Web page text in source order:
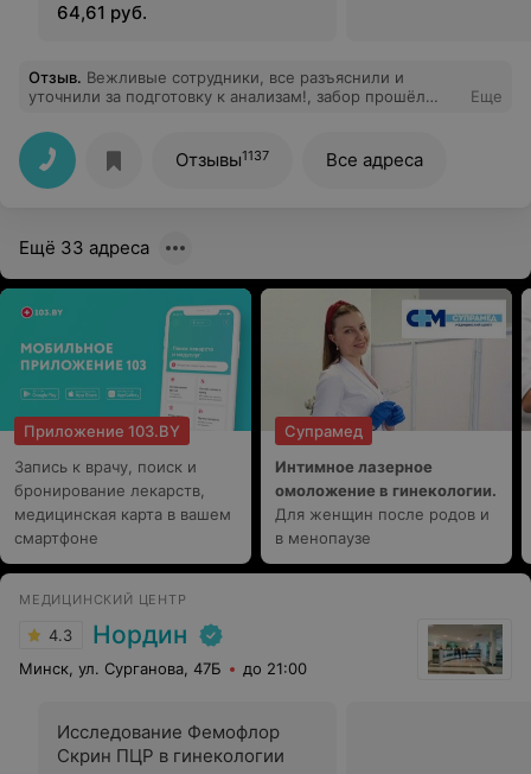
64,61 руб.
Отзыв. Вежливые сотрудники, все разъяснили и
уточнили за подготовку к анализам!, забор прошёл
фруктовое, все комфортно)
Еще
Отзывы1137 Все адреса
Ещё 33 адреса
Приложение 103.BY
Запись к врачу, поиск и
бронирование лекарств,
медицинская карта в вашем
смартфоне
Супрамед
Интимное лазерное
омоложение в гинекологии.
Для женщин после родов и
в менопаузе
МЕДИЦИНСКИЙ ЦЕНТР
4.3 Нордин
Минск, ул. Сурганова, 47Б до 21:00
Исследование Фемофлор
Скрин ПЦР в гинекологии